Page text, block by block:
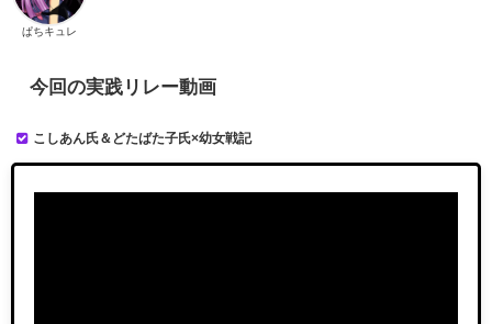
ぱちキュレ
今回の実践リレー動画
こしあん氏＆どたばた子氏×幼女戦記